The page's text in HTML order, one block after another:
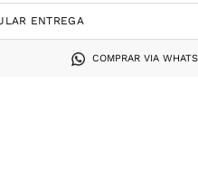
ENTREGA
COMPRAR VIA